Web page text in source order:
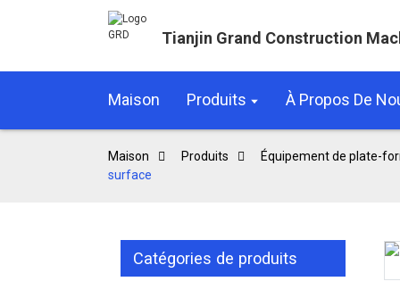
Tianjin Grand Construction
Maison Produits À Propos De
Maison Produits Équipement de plate-
surface
Catégories de produits
Loading...
Loading...